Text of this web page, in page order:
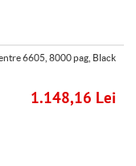
6605, 8000 pag, Black
1.148,16 Lei